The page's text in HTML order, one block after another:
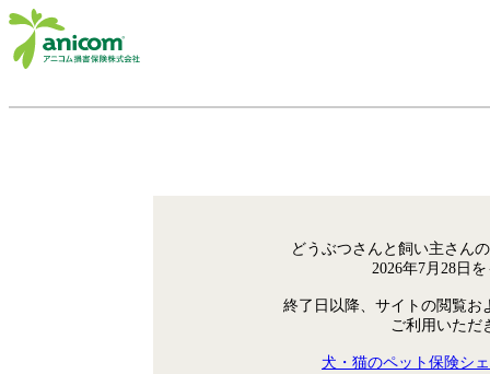
どうぶつさんと飼い主さん
2026年7月28日
終了日以降、サイトの閲覧お
ご利用いただ
犬・猫のペット保険シ